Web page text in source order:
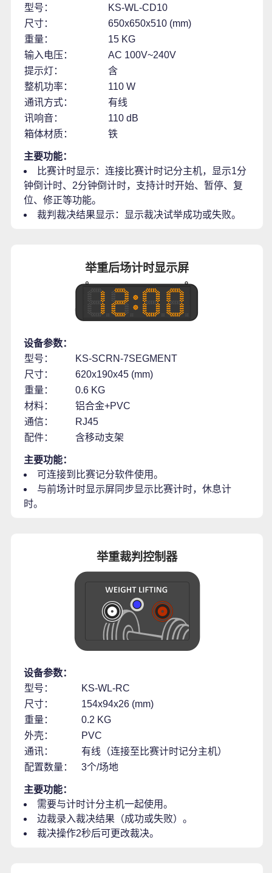
型号：
KS-WL-CD10
尺寸：
650x650x510 (mm)
重量：
15 KG
输入电压：
AC 100V~240V
提示灯：
含
整机功率：
110 W
通讯方式：
有线
讯响音：
110 dB
箱体材质：
铁
主要功能：
比赛计时显示：连接比赛计时记分主机，显示1分
钟倒计时、2分钟倒计时，支持计时开始、暂停、复
位、修正等功能。
裁判裁决结果显示：显示裁决试举成功或失败。
举重后场计时显示屏
设备参数：
型号：
KS-SCRN-7SEGMENT
尺寸：
620x190x45 (mm)
重量：
0.6 KG
材料：
铝合金+PVC
通信：
RJ45
配件：
含移动支架
主要功能：
可连接到比赛记分软件使用。
与前场计时显示屏同步显示比赛计时，休息计
时。
举重裁判控制器
设备参数：
型号：
KS-WL-RC
尺寸：
154x94x26 (mm)
重量：
0.2 KG
外壳：
PVC
通讯：
有线（连接至比赛计时记分主机）
配置数量：
3个/场地
主要功能：
需要与计时计分主机一起使用。
边裁录入裁决结果（成功或失败）。
裁决操作2秒后可更改裁决。